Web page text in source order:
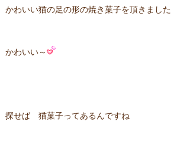
かわいい猫の足の形の焼き菓子を頂きました
かわいい～
探せば 猫菓子ってあるんですね